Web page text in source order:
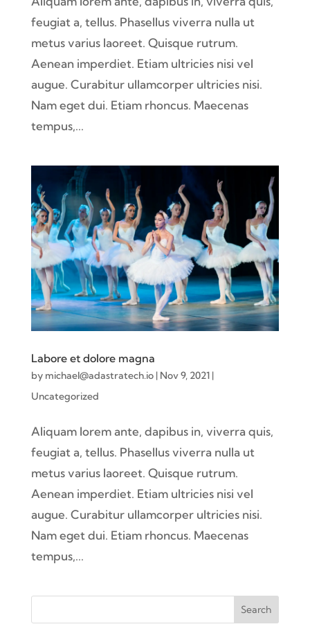
feugiat a, tellus. Phasellus viverra nulla ut
metus varius laoreet. Quisque rutrum.
Aenean imperdiet. Etiam ultricies nisi vel
augue. Curabitur ullamcorper ultricies nisi.
Nam eget dui. Etiam rhoncus. Maecenas
tempus,...
Labore et dolore magna
by michael@adastratech.io| Nov 9, 2021|
Uncategorized
Aliquam lorem ante, dapibus in, viverra quis,
feugiat a, tellus. Phasellus viverra nulla ut
metus varius laoreet. Quisque rutrum.
Aenean imperdiet. Etiam ultricies nisi vel
augue. Curabitur ullamcorper ultricies nisi.
Nam eget dui. Etiam rhoncus. Maecenas
tempus,...
Search